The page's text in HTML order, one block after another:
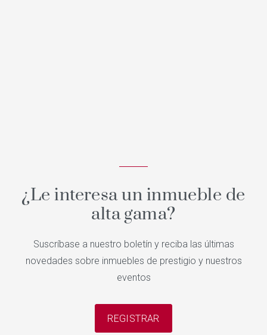
¿Le interesa un inmueble de
alta gama?
Suscríbase a nuestro boletín y reciba las últimas
novedades sobre inmuebles de prestigio y nuestros
eventos
REGISTRAR